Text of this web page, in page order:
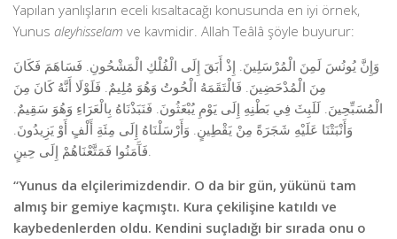
Yapılan yanlışların eceli kısaltacağı konusunda en iyi örnek,
Yunus aleyhisselam ve kavmidir. Allah Teâlâ şöyle buyurur:
وَإِنَّ يُونُسَ لَمِنَ الْمُرْسَلِينَ. إِذْ أَبَقَ إِلَى الْفُلْكِ الْمَشْحُونِ. فَسَاهَمَ فَكَانَ
مِنَ الْمُدْحَضِينَ. فَالْتَقَمَهُ الْحُوتُ وَهُوَ مُلِيمٌ. فَلَوْلَا أَنَّهُ كَانَ مِنَ
الْمُسَبِّحِينَ. لَلَبِثَ فِي بَطْنِهِ إِلَى يَوْمِ يُبْعَثُونَ. فَنَبَذْنَاهُ بِالْعَرَاءِ وَهُوَ سَقِيمٌ.
وَأَنْبَتْنَا عَلَيْهِ شَجَرَةً مِنْ يَقْطِينٍ. وَأَرْسَلْنَاهُ إِلَى مِئَةِ أَلْفٍ أَوْ يَزِيدُونَ.
فَآَمَنُوا فَمَتَّعْنَاهُمْ إِلَى حِينٍ.
“Yunus da elçilerimizdendir. O da bir gün, yükünü tam
almış bir gemiye kaçmıştı. Kura çekilişine katıldı ve
kaybedenlerden oldu. Kendini suçladığı bir sırada onu o